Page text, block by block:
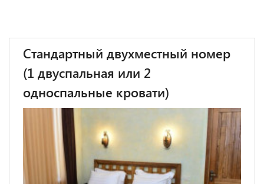
Стандартный двухместный номер
(1 двуспальная или 2
односпальные кровати)